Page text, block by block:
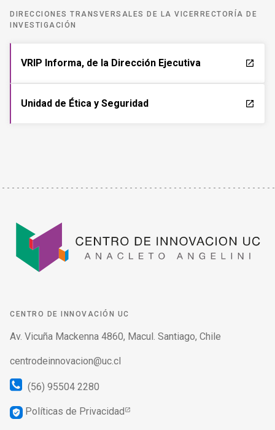
DIRECCIONES TRANSVERSALES DE LA VICERRECTORÍA DE
INVESTIGACIÓN
VRIP Informa, de la Dirección Ejecutiva launch
Unidad de Ética y Seguridad launch
CENTRO DE INNOVACIÓN UC
Av. Vicuña Mackenna 4860, Macul. Santiago, Chile
centrodeinnovacion@uc.cl
(56) 95504 2280
verified_user Políticas de Privacidad